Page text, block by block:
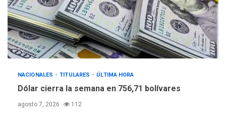
NACIONALES TITULARES ÚLTIMA HORA
Dólar cierra la semana en 756,71 bolívares
agosto 7, 2026 112